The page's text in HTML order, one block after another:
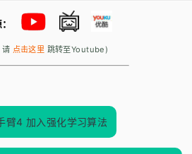
请 点击这里 跳转至Youtube)
臂4 加入强化学习算法